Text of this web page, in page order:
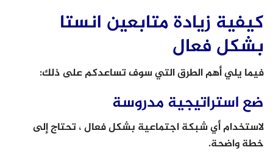
كيفية زيادة متابعين انستا
بشكل فعال
فيما يلي أهم الطرق التي سوف تساعدكم على ذلك:
ضع استراتيجية مدروسة
لاستخدام أي شبكة اجتماعية بشكل فعال ، تحتاج إلى
خطة واضحة.